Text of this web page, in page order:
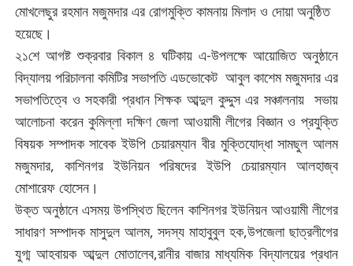
মোখলেছুর রহমান মজুমদার এর রোগমুক্তি কামনায় মিলাদ ও দোয়া অনুষ্ঠিত
হয়েছে।
২১শে আগষ্ট শুক্রবার বিকাল ৪ ঘটিকায় এ-উপলক্ষে আয়োজিত অনুষ্ঠানে
বিদ্যালয় পরিচালনা কমিটির সভাপতি এডভোকেট আবুল কাশেম মজুমদার এর
সভাপতিত্বে ও সহকারী প্রধান শিক্ষক আব্দুল কুদ্দুস এর সঞ্চালনায় সভায়
আলোচনা করেন কুমিল্লা দক্ষিণ জেলা আওয়ামী লীগের বিজ্ঞান ও প্রযুক্তি
বিষয়ক সম্পাদক সাবেক ইউপি চেয়ারম্যান বীর মুক্তিযোদ্ধা সামছুল আলম
মজুমদার, কাশিনগর ইউনিয়ন পরিষদের ইউপি চেয়ারম্যান আলহাজ্ব
মোশারেফ হোসেন।
উক্ত অনুষ্ঠানে এসময় উপস্থিত ছিলেন কাশিনগর ইউনিয়ন আওয়ামী লীগের
সাধারণ সম্পাদক মাসুদুল আলম, সদস্য মাহাবুবুল হক,উপজেলা ছাত্রলীগের
যুগ্ম আহবায়ক আব্দুল মোতালেব,রানীর বাজার মাধ্যমিক বিদ্যালয়ের প্রধান